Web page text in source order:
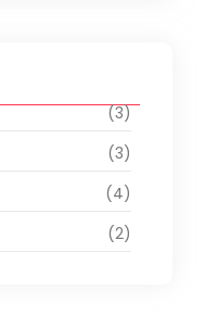
(3)
(3)
(4)
(2)